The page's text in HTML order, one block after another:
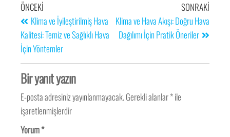
ÖNCEKI
Klima ve İyileştirilmiş Hava
Kalitesi: Temiz ve Sağlıklı Hava
İçin Yöntemler
SONRAKI
Klima ve Hava Akışı: Doğru Hava
Dağılımı İçin Pratik Öneriler
Bir yanıt yazın
E-posta adresiniz yayınlanmayacak.Gerekli alanlar*ile
işaretlenmişlerdir
Yorum*